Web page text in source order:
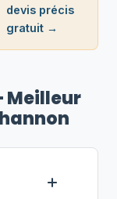
devis précis
gratuit →
Meilleur